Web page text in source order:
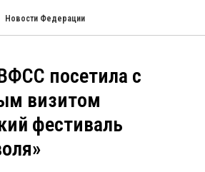
Новости Федерации
посетила с
визитом
фестиваль